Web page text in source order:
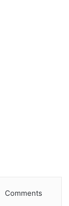
Comments